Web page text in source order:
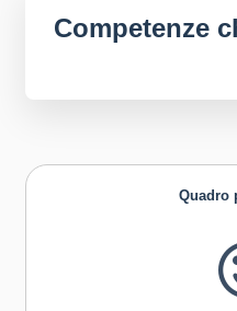
Competenze
Quadro